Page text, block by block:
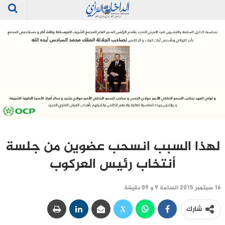
لهذا السبب انسحب عضوين من جلسة
أنتخاب رئيس العركوب
16 سبتمبر 2015 الساعة 9 و 09 دقيقة
شارك